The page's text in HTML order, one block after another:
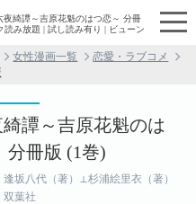
夜綺譚～吉原花魁のはつ恋～ 分冊
読み放題 | 試し読み有り | ビューン
女性漫画一覧
恋愛・ラブコメ
譚～吉原花魁のは
分冊版 (1巻)
八代（著）⊥杉浦絵里衣（著）
双葉社